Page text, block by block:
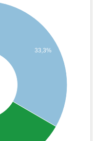
33,3%